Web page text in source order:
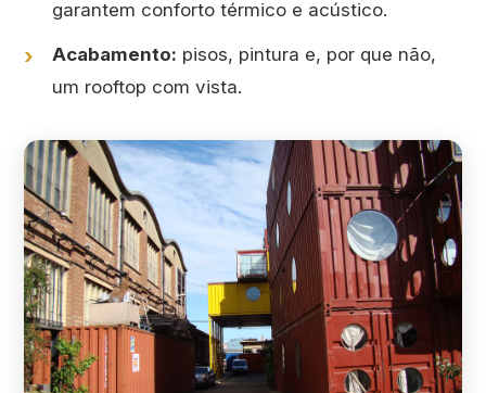
garantem conforto térmico e acústico.
Acabamento: pisos, pintura e, por que não,
um rooftop com vista.